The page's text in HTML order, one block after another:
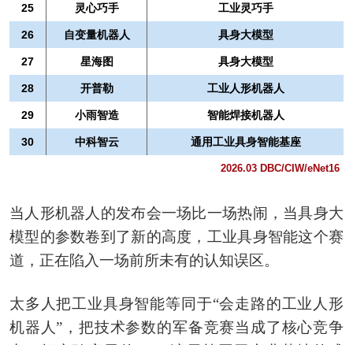
25 灵心巧手 工业灵巧手
26 自变量机器人 具身大模型
27 星海图 具身大模型
28 开普勒 工业人形机器人
29 小雨智造 智能焊接机器人
30 中科智云 通用工业具身智能基座
2026.03 DBC/CIW/eNet16
当人形机器人的发布会一场比一场热闹，当具身大
模型的参数卷到了新的高度，工业具身智能这个赛
道，正在陷入一场前所未有的认知误区。
太多人把工业具身智能等同于“会走路的工业人形
机器人”，把技术参数的军备竞赛当成了核心竞争